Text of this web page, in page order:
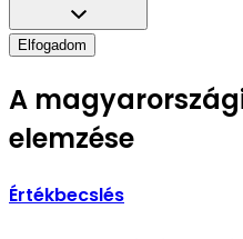
Elfogadom
A
elemzése
Értékbecslés